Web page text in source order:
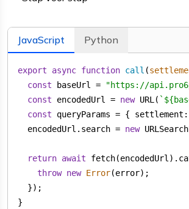
JavaScript Python
export async function call (
const baseUrl = "https://
const encodedUrl = new URL( `
const queryParams = { settlement
  encodedUrl.search =
new
return await
throw new Error